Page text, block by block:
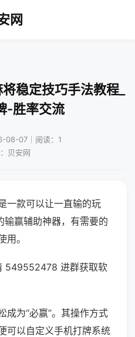
网
稳定技巧手法教程_
-胜率交流
08-07｜阅读：1
贝安网
一款可以让一直输的玩
输赢辅助神器，有需要的
。
549552478 进群获取软
成为“必赢”。其操作方式
可以自定义手机打牌系统